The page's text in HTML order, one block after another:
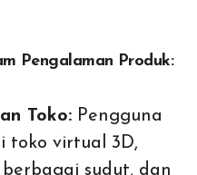
Pengalaman Produk:
Toko: Pengguna
toko virtual 3D,
sudut, dan